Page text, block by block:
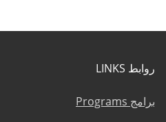
روابط LINKS
برامج Programs